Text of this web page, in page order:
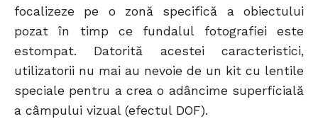
focalizeze pe o zonă specifică a obiectului
pozat în timp ce fundalul fotografiei este
estompat. Datorită acestei caracteristici,
utilizatorii nu mai au nevoie de un kit cu lentile
speciale pentru a crea o adâncime superficială
a câmpului vizual (efectul DOF).